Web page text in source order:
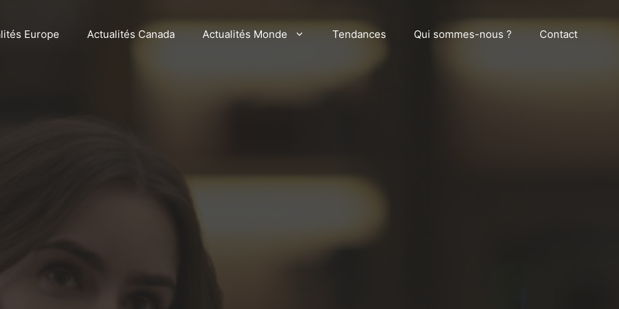
Europe Actualités Canada Actualités Monde Tendances Qui sommes-nous ? Contact